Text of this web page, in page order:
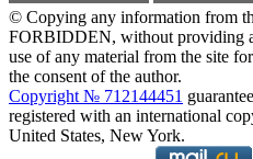
© Copying any information from
FORBIDDEN, without providing
use of any material from the site
the consent of the author.
Copyright № 712144451
registered with an international
United States, New York.